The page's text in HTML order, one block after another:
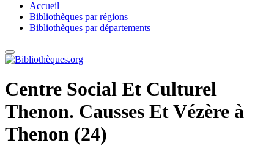
Accueil
Bibliothèques par régions
Bibliothèques par départements
Centre Social Et Culturel
Thenon. Causses Et Vézère à
Thenon (24)